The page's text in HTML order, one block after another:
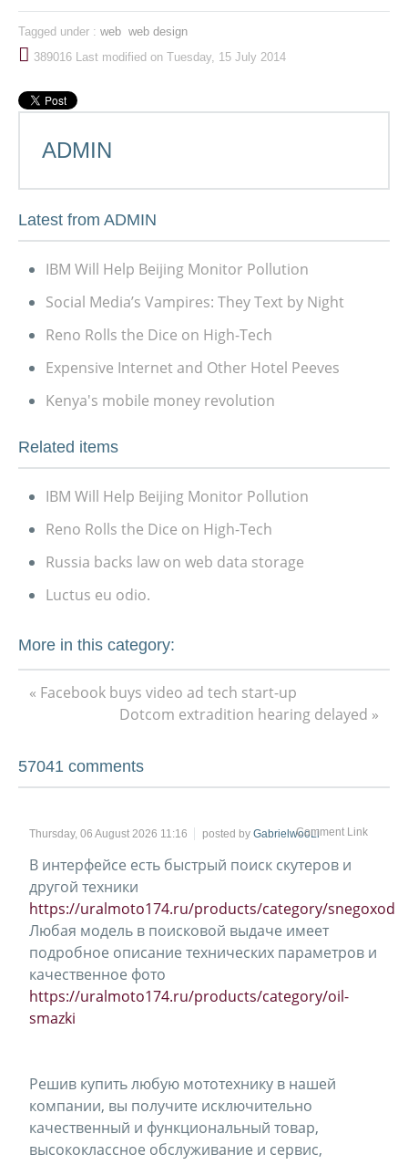
Tagged under : web web design
389016 Last modified on Tuesday, 15 July 2014
ADMIN
Latest from ADMIN
IBM Will Help Beijing Monitor Pollution
Social Media’s Vampires: They Text by Night
Reno Rolls the Dice on High-Tech
Expensive Internet and Other Hotel Peeves
Kenya's mobile money revolution
Related items
IBM Will Help Beijing Monitor Pollution
Reno Rolls the Dice on High-Tech
Russia backs law on web data storage
Luctus eu odio.
More in this category:
« Facebook buys video ad tech start-up
Dotcom extradition hearing delayed »
57041 comments
Thursday, 06 August 2026 11:16 posted by GabrielwooLiComment Link
В интерфейсе есть быстрый поиск скутеров и
другой техники
https://uralmoto174.ru/products/category/snegoxod
Любая модель в поисковой выдаче имеет
подробное описание технических параметров и
качественное фото
https://uralmoto174.ru/products/category/oil-
smazki
Решив купить любую мототехнику в нашей
компании, вы получите исключительно
качественный и функциональный товар,
высококлассное обслуживание и сервис,